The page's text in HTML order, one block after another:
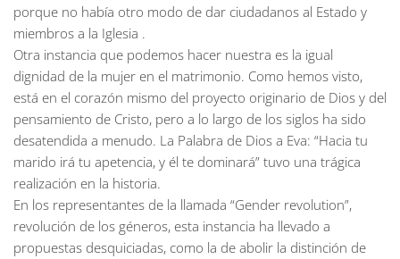
porque no había otro modo de dar ciudadanos al Estado y
miembros a la Iglesia .
Otra instancia que podemos hacer nuestra es la igual
dignidad de la mujer en el matrimonio. Como hemos visto,
está en el corazón mismo del proyecto originario de Dios y del
pensamiento de Cristo, pero a lo largo de los siglos ha sido
desatendida a menudo. La Palabra de Dios a Eva: “Hacia tu
marido irá tu apetencia, y él te dominará” tuvo una trágica
realización en la historia.
En los representantes de la llamada “Gender revolution”,
revolución de los géneros, esta instancia ha llevado a
propuestas desquiciadas, como la de abolir la distinción de